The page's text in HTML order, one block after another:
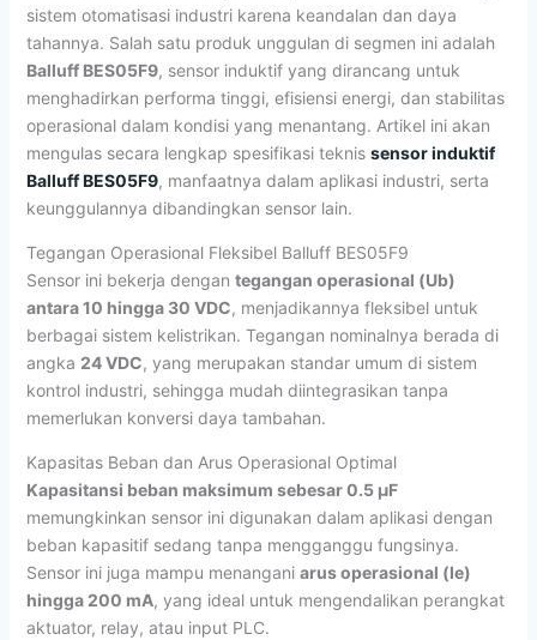
sistem otomatisasi industri karena keandalan dan daya
tahannya. Salah satu produk unggulan di segmen ini adalah
Balluff BES05F9, sensor induktif yang dirancang untuk
menghadirkan performa tinggi, efisiensi energi, dan stabilitas
operasional dalam kondisi yang menantang. Artikel ini akan
mengulas secara lengkap spesifikasi teknis sensor induktif
Balluff BES05F9, manfaatnya dalam aplikasi industri, serta
keunggulannya dibandingkan sensor lain.
Tegangan Operasional Fleksibel Balluff BES05F9
Sensor ini bekerja dengan tegangan operasional (Ub)
antara 10 hingga 30 VDC, menjadikannya fleksibel untuk
berbagai sistem kelistrikan. Tegangan nominalnya berada di
angka 24 VDC, yang merupakan standar umum di sistem
kontrol industri, sehingga mudah diintegrasikan tanpa
memerlukan konversi daya tambahan.
Kapasitas Beban dan Arus Operasional Optimal
Kapasitansi beban maksimum sebesar 0.5 µF
memungkinkan sensor ini digunakan dalam aplikasi dengan
beban kapasitif sedang tanpa mengganggu fungsinya.
Sensor ini juga mampu menangani arus operasional (Ie)
hingga 200 mA, yang ideal untuk mengendalikan perangkat
aktuator, relay, atau input PLC.